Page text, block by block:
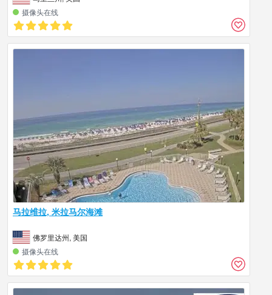
摄像头在线
马拉维拉, 米拉马尔海滩
佛罗里达州, 美国
摄像头在线